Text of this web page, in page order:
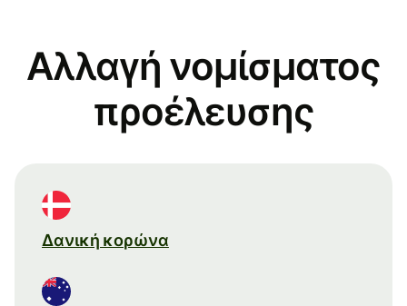
Αλλαγή νομίσματος
προέλευσης
Δανική κορώνα